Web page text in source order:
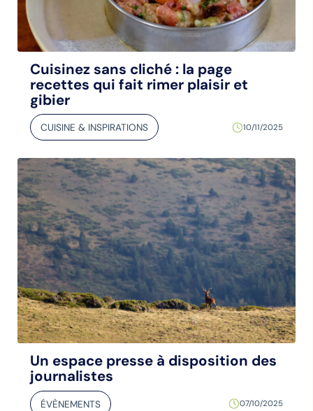
Cuisinez sans cliché : la page
recettes qui fait rimer plaisir et
gibier
CUISINE & INSPIRATIONS 10/11/2025
Un espace presse à disposition des
journalistes
ÉVÈNEMENTS 07/10/2025